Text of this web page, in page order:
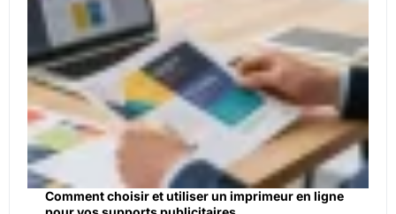
Comment choisir et utiliser un imprimeur en ligne